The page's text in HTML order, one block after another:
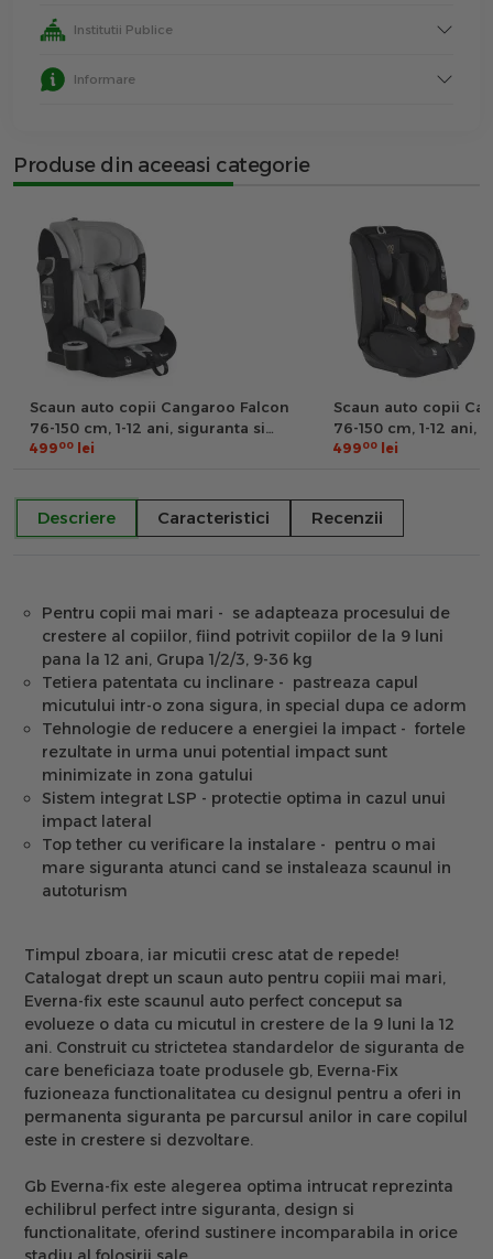
Institutii Publice
Informare
Produse din aceeasi categorie
Scaun auto copii Cangaroo Falcon
76-150 cm, 1-12 ani, siguranta si
confort in masina, Gri/Negru
49900 lei
Scaun auto copii
76-150 cm, 1-12 ani,
confort in masina,
49900 lei
Descriere Caracteristici Recenzii
Pentru copii mai mari - se adapteaza procesului de
crestere al copiilor, fiind potrivit copiilor de la 9 luni
pana la 12 ani, Grupa 1/2/3, 9-36 kg
Tetiera patentata cu inclinare - pastreaza capul
micutului intr-o zona sigura, in special dupa ce adorm
Tehnologie de reducere a energiei la impact - fortele
rezultate in urma unui potential impact sunt
minimizate in zona gatului
Sistem integrat LSP - protectie optima in cazul unui
impact lateral
Top tether cu verificare la instalare - pentru o mai
mare siguranta atunci cand se instaleaza scaunul in
autoturism
Timpul zboara, iar micutii cresc atat de repede!
Catalogat drept un scaun auto pentru copiii mai mari,
Everna-fix este scaunul auto perfect conceput sa
evolueze o data cu micutul in crestere de la 9 luni la 12
ani. Construit cu strictetea standardelor de siguranta de
care beneficiaza toate produsele gb, Everna-Fix
fuzioneaza functionalitatea cu designul pentru a oferi in
permanenta siguranta pe parcursul anilor in care copilul
este in crestere si dezvoltare.
Gb Everna-fix este alegerea optima intrucat reprezinta
echilibrul perfect intre siguranta, design si
functionalitate, oferind sustinere incomparabila in orice